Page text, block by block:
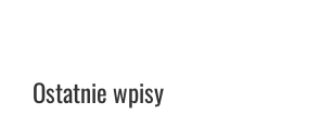
Ostatnie wpisy